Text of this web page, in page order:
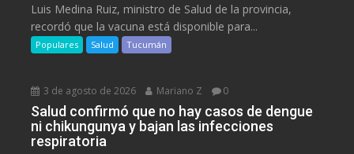
Luis Medina Ruiz, ministro de Salud de la provincia,
recordó que la vacuna está disponible para...
Populares Salud Tucumán
3 de agosto de 2026 Mariano Z 0
Salud confirmó que no hay casos de dengue
ni chikungunya y bajan las infecciones
respiratoria